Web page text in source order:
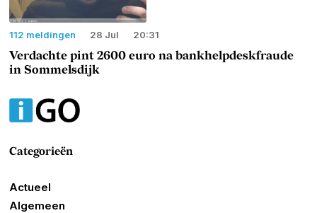
112 meldingen 28 Jul 20:31
Verdachte pint 2600 euro na bankhelpdeskfraude
in Sommelsdijk
Categorieën
Actueel
Algemeen